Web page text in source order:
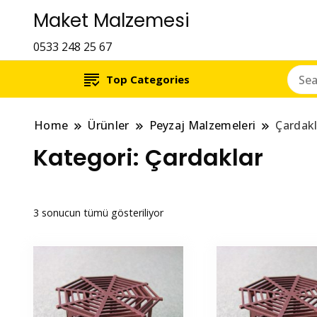
Maket Malzemesi
0533 248 25 67
Top Categories
Home Ürünler Peyzaj Malzemeleri
Kategori: Çardaklar
3 sonucun tümü gösteriliyorFiyata
sıralandı: